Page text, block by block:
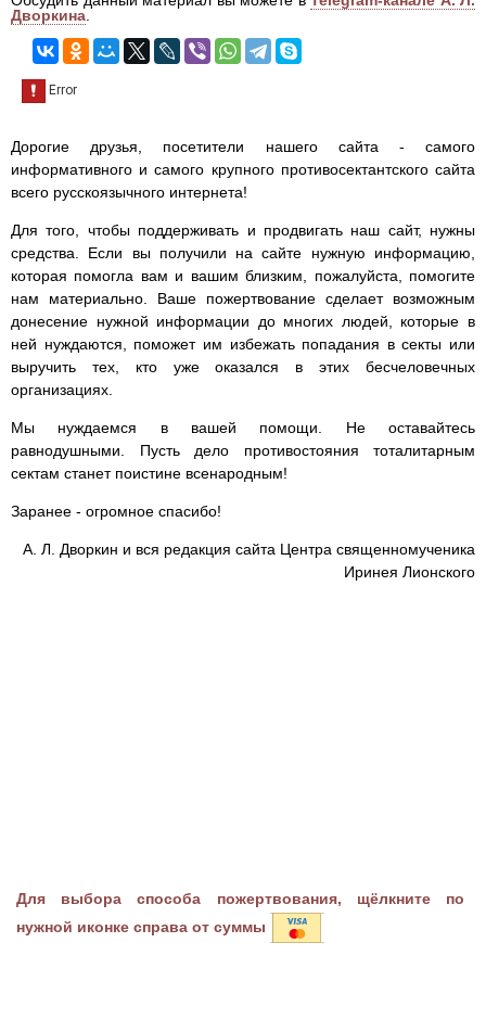
Дворкина
Дорогие друзья, посетители нашего сайта - самого
информативного и самого крупного противосектантского сайта
всего русскоязычного интернета!
Для того, чтобы поддерживать и продвигать наш сайт, нужны
средства. Если вы получили на сайте нужную информацию,
которая помогла вам и вашим близким, пожалуйста, помогите
нам материально. Ваше пожертвование сделает возможным
донесение нужной информации до многих людей, которые в
ней нуждаются, поможет им избежать попадания в секты или
выручить тех, кто уже оказался в этих бесчеловечных
организациях.
Мы нуждаемся в вашей помощи. Не оставайтесь
равнодушными. Пусть дело противостояния тоталитарным
сектам станет поистине всенародным!
Заранее - огромное спасибо!
А. Л. Дворкин и вся редакция сайта Центра священномученика
Иринея Лионского
Для выбора способа пожертвования, щёлкните по
нужной иконке справа от суммы